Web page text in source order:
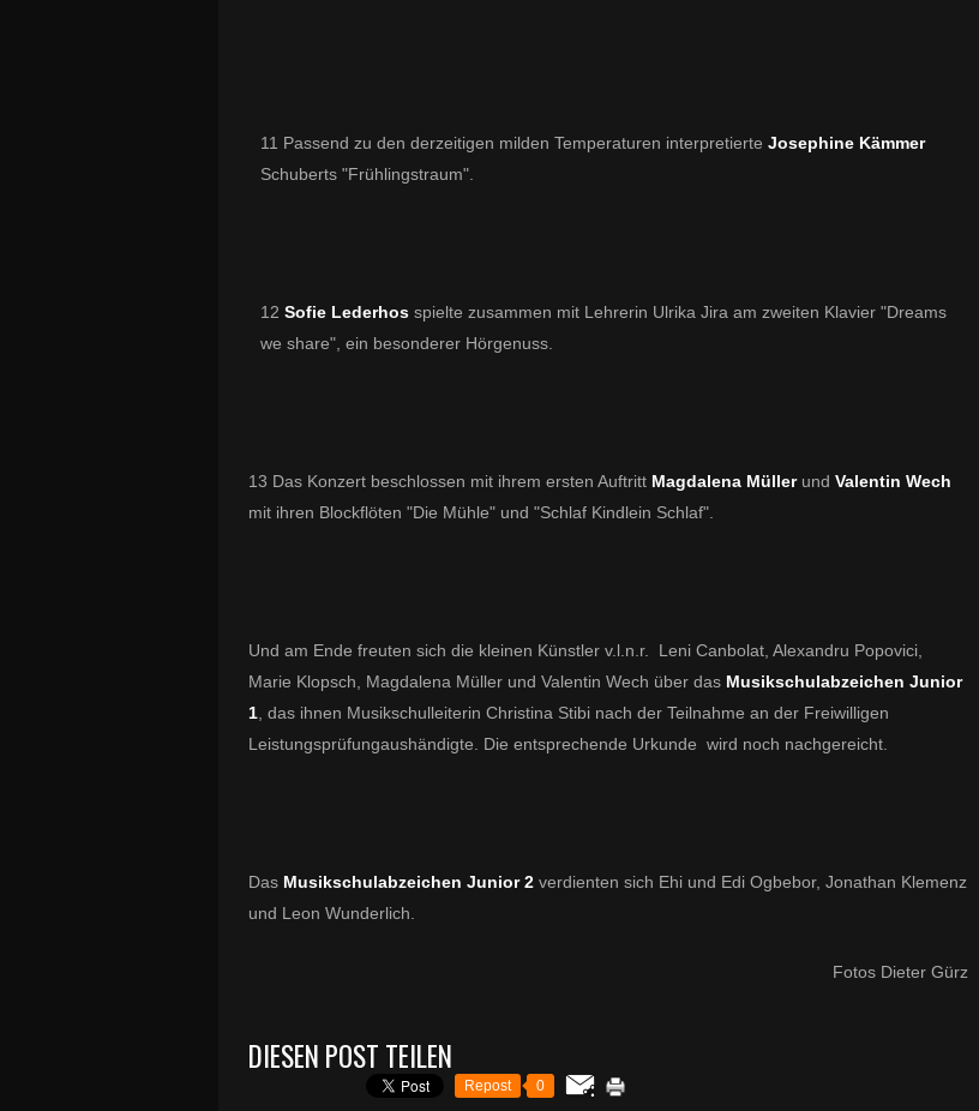
11 Passend zu den derzeitigen milden Temperaturen interpretierte Josephine Kämmer
Schuberts "Frühlingstraum".
12 Sofie Lederhos spielte zusammen mit Lehrerin Ulrika Jira am zweiten Klavier "Dreams
we share", ein besonderer Hörgenuss.
13 Das Konzert beschlossen mit ihrem ersten Auftritt Magdalena Müller und Valentin Wech
mit ihren Blockflöten "Die Mühle" und "Schlaf Kindlein Schlaf".
Und am Ende freuten sich die kleinen Künstler v.l.n.r. Leni Canbolat, Alexandru Popovici,
Marie Klopsch, Magdalena Müller und Valentin Wech über das Musikschulabzeichen Junior
1 , das ihnen Musikschulleiterin Christina Stibi nach der Teilnahme an der Freiwilligen
Leistungsprüfungaushändigte. Die entsprechende Urkunde wird noch nachgereicht.
Das Musikschulabzeichen Junior 2 verdienten sich Ehi und Edi Ogbebor, Jonathan Klemenz
und Leon Wunderlich.
Fotos Dieter Gürz
DIESEN POST TEILEN
Repost 0